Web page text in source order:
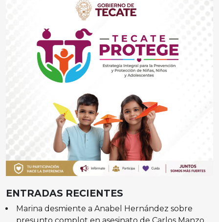
ENTRADAS RECIENTES
Marina desmiente a Anabel Hernández sobre